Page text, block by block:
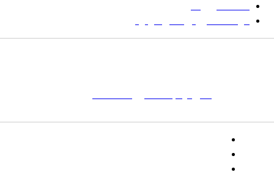
دانشگاه بیرجند
مؤسسه آموزش عالی فردوس
تلفن:
شماره همراه: ۰۹۳۹۳۸۵۵۵۴۴
پیامک: ۱۰۰۰۹۵۴۶۸۹۲۳۱۵